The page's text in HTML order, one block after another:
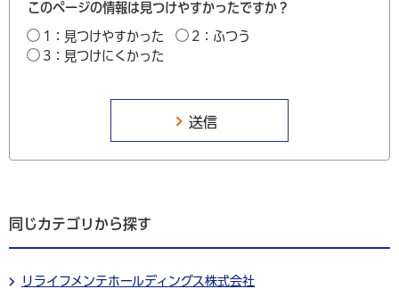
このページの情報は見つけやすかったですか？
1：見つけやすかった
2：ふつう
3：見つけにくかった
同じカテゴリから探す
リライフメンテホールディングス株式会社